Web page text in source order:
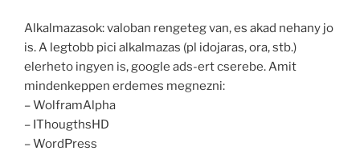
Alkalmazasok: valoban rengeteg van, es akad nehany jo
is. A legtobb pici alkalmazas (pl idojaras, ora, stb.)
elerheto ingyen is, google ads-ert cserebe. Amit
mindenkeppen erdemes megnezni:
– WolframAlpha
– IThougthsHD
– WordPress